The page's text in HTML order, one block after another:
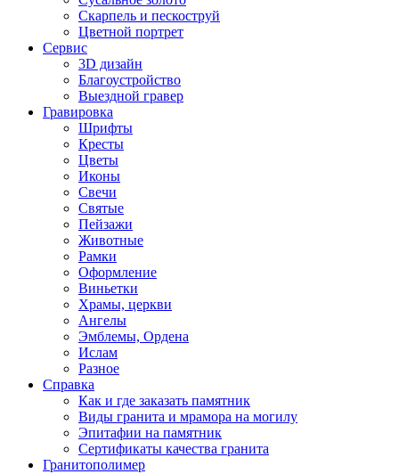
Скарпель и пескоструй
Цветной портрет
Сервис
3D дизайн
Благоустройство
Выездной гравер
Гравировка
Шрифты
Кресты
Цветы
Иконы
Свечи
Святые
Пейзажи
Животные
Рамки
Оформление
Виньетки
Храмы, церкви
Ангелы
Эмблемы, Ордена
Ислам
Разное
Справка
Как и где заказать памятник
Виды гранита и мрамора на могилу
Эпитафии на памятник
Сертификаты качества гранита
Гранитополимер